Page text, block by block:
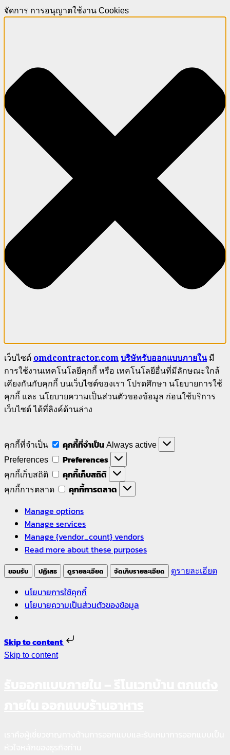
จัดการ การอนุญาตใช้งาน Cookies
เว็บไซต์ omdcontractor.comบริษัทรับออกแบบภายในมี
การใช้งานเทคโนโลยีคุกกี้ หรือ เทคโนโลยีอื่นที่มีลักษณะใกล้
เคียงกันกับคุกกี้ บนเว็บไซต์ของเรา โปรดศึกษา นโยบายการใช้
คุกกี้ และ นโยบายความเป็นส่วนตัวของข้อมูล ก่อนใช้บริการ
เว็บไซต์ ได้ที่ลิงค์ด้านล่าง
คุกกี้ที่จำเป็น คุกกี้ที่จำเป็น Always active
Preferences
Preferences
คุกกี้เก็บสถิติ คุกกี้เก็บสถิติ
คุกกี้การตลาด
คุกกี้การตลาด
Manage options
Manage services
Manage {vendor_count} vendors
Read more about these purposes
ยอมรับ ปฏิเสธ ดูรายละเอียด จัดเก็บรายละเอียด ดูรายละเอียด
นโยบายการใช้คุกกี้
นโยบายความเป็นส่วนตัวของข้อมูล
Skip to content
Skip to content